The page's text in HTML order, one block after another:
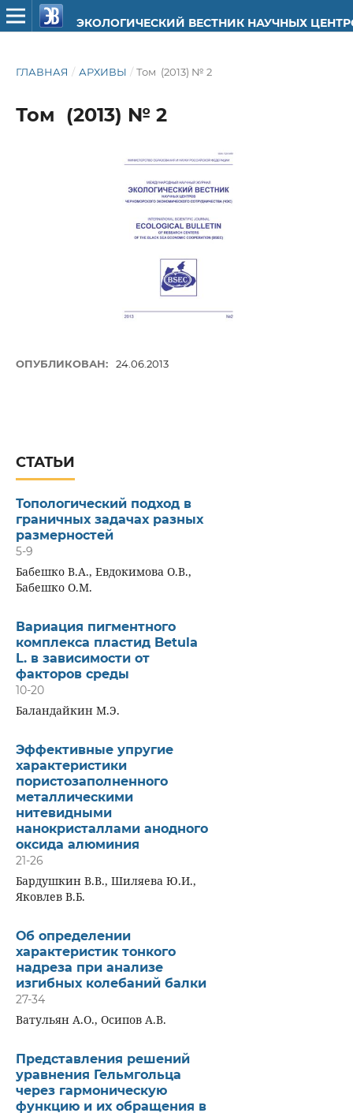
ЭКОЛОГИЧЕСКИЙ ВЕСТНИК НАУЧНЫХ
ГЛАВНАЯ / АРХИВЫ / Том (2013) № 2
Том (2013) № 2
ОПУБЛИКОВАН: 24.06.2013
СТАТЬИ
Топологический подход в
граничных задачах разных
размерностей
5-9
Бабешко В.А., Евдокимова О.В.,
Бабешко О.М.
Вариация пигментного
комплекса пластид Betula
L. в зависимости от
факторов среды
10-20
Баландайкин М.Э.
Эффективные упругие
характеристики
пористозаполненного
металлическими
нитевидными
нанокристаллами анодного
оксида алюминия
21-26
Бардушкин В.В., Шиляева Ю.И.,
Яковлев В.Б.
Об определении
характеристик тонкого
надреза при анализе
изгибных колебаний балки
27-34
Ватульян А.О., Осипов А.В.
Представления решений
уравнения Гельмгольца
через гармоническую
функцию и их обращения в